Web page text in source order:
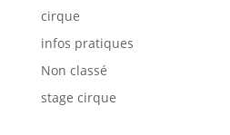
cirque
infos pratiques
Non classé
stage cirque